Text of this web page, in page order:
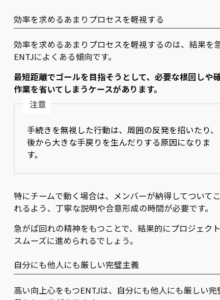
効率を求めるあまりプロセスを軽視する
効率を求めるあまりプロセスを軽視するのは、結果を
ENTJによくある傾向です。
最短距離でゴールを目指そうとして、必要な根回しや
作業を省いてしまうケースがあります。
注意
手続きを無視した行動は、周囲の反発を招いたり、
後から大きな手戻りを生んだりする原因になりま
す。
特にチームで動く場合は、メンバーが納得してついて
れるよう、丁寧な説明や合意形成の時間が必要です。
急がば回れの精神をもつことで、結果的にプロジェク
スムーズに進められるでしょう。
自分にも他人にも厳しい完璧主義
高い向上心をもつENTJは、自分にも他人にも厳しい完